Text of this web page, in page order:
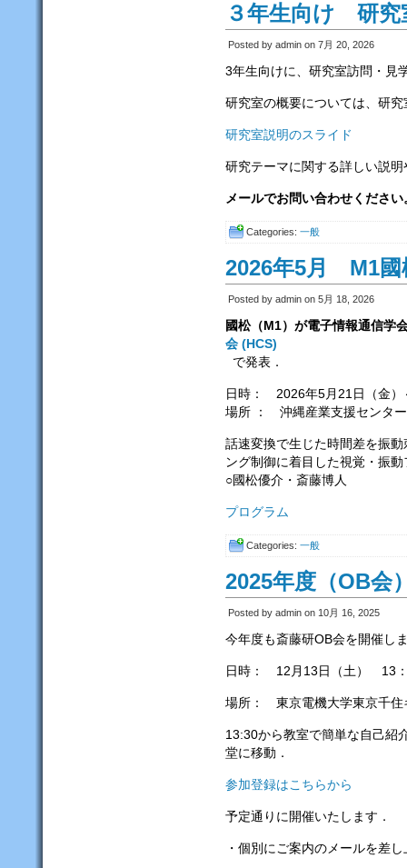
３年生向け 研究
Posted by admin on 7月 20, 2026
3年生向けに、研究室訪問・見
研究室の概要については、研
研究室説明のスライド
研究テーマに関する詳しい説
メールでお問い合わせくださ
Categories: 一般
2026年5月 M1國
Posted by admin on 5月 18, 2026
國松（M1）が電子情報通信
会 (HCS)
で発表．
日時： 2026年5月21日（金
場所 ： 沖縄産業支援センター
話速変換で生じた時間差を振
ング制御に着目した視覚・振
○國松優介・斎藤博人
プログラム
Categories: 一般
2025年度（OB会
Posted by admin on 10月 16, 2025
今年度も斎藤研OB会を開催し
日時： 12月13日（土）
場所： 東京電機大学東京千
13:30から教室で簡単な自己紹
堂に移動．
参加登録はこちらから
予定通りに開催いたします．
・個別にご案内のメールを差